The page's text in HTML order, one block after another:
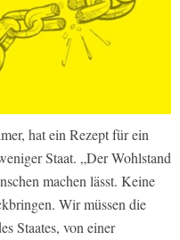
hat ein Rezept für ein
Staat. „Der Wohlstand
machen lässt. Keine
Wir müssen die
Staates, von einer